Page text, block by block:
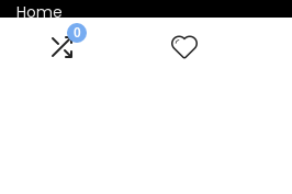
0
Home
Winkel